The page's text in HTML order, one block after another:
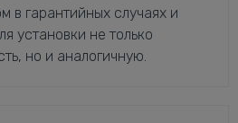
в гарантийных случаях и
установки не только
но и аналогичную.